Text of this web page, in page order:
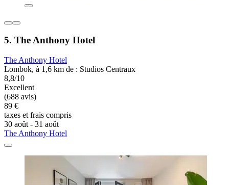
5. The Anthony Hotel
The Anthony Hotel
Lombok, à 1,6 km de : Studios Centraux
8,8/10
Excellent
(688 avis)
89 €
taxes et frais compris
30 août - 31 août
The Anthony Hotel